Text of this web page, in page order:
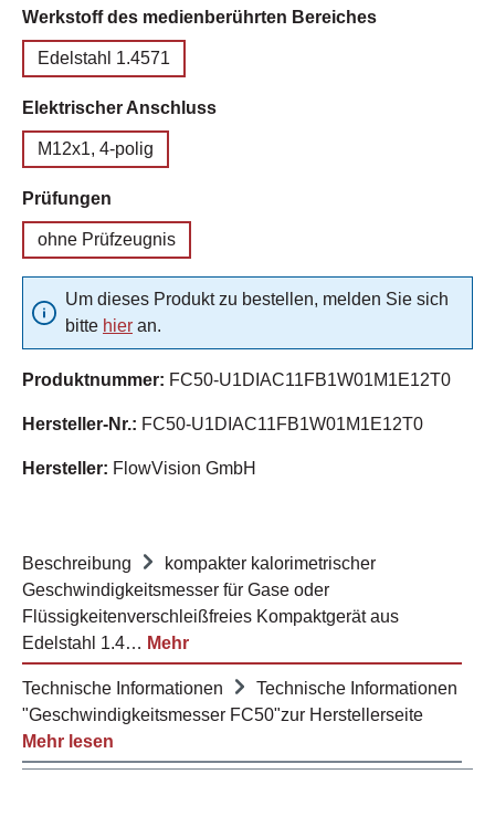
Werkstoff des medienberührten Bereichesauswählen
Edelstahl 1.4571
Elektrischer Anschlussauswählen
M12x1, 4-polig
Prüfungen
ohne Prüfzeugnis
Um dieses Produkt zu bestellen, melden Sie sich
bitte hier an.
Produktnummer: FC50-U1DIAC11FB1W01M1E12T0
Hersteller-Nr.: FC50-U1DIAC11FB1W01M1E12T0
Hersteller: FlowVision GmbH
Beschreibung
kompakter kalorimetrischer
Geschwindigkeitsmesser für Gase oder
Flüssigkeitenverschleißfreies Kompaktgerät aus
Edelstahl 1.4… Mehr
Technische Informationen
Technische Informationen
"Geschwindigkeitsmesser FC50"zur Herstellerseite
Mehr lesen